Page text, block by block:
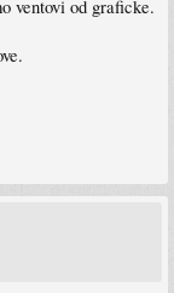
ventovi od graficke.